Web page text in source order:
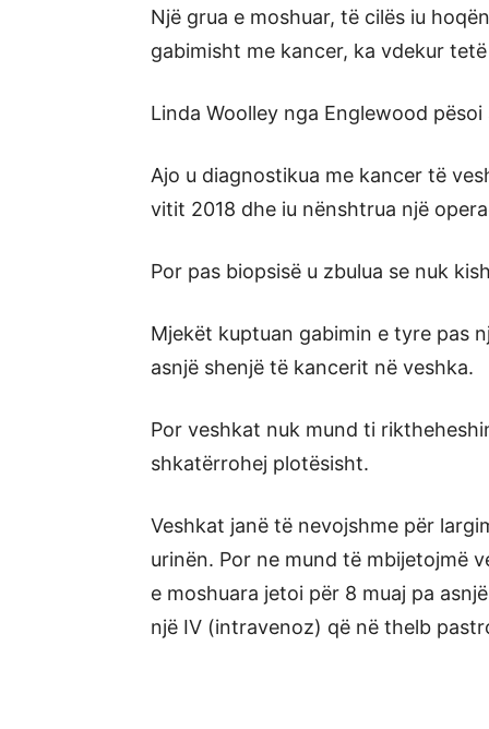
Një grua e moshuar, të cilës iu
gabimisht me kancer, ka vdekur
Linda Woolley nga Englewood
Ajo u diagnostikua me kancer të
vitit 2018 dhe iu nënshtrua një
Por pas biopsisë u zbulua se nuk
Mjekët kuptuan gabimin e tyre pas
asnjë shenjë të kancerit në veshka.
Por veshkat nuk mund ti
shkatërrohej plotësisht.
Veshkat janë të nevojshme për
urinën. Por ne mund të mbijetojmë
e moshuara jetoi për 8 muaj pa
një IV (intravenoz) që në thelb